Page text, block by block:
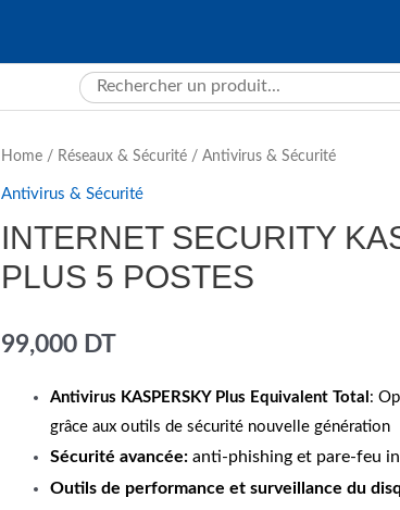
Search
for:
Home/ Réseaux & Sécurité/ Antivirus & Sécurité
Antivirus & Sécurité
INTERNET SECURITY
PLUS 5 POSTES
99,000 DT
Antivirus KASPERSKY Plus Equivalent Total :
grâce aux outils de sécurité nouvelle génération
Sécurité avancée:anti-phishing et pare-feu
Outils de performance et surveillance du